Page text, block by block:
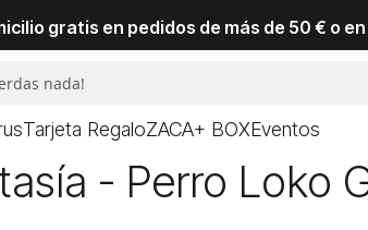
gratis en pedidos de más de 50 € o
Tarjeta RegaloZACA+ BOXEventos
- Perro Loko